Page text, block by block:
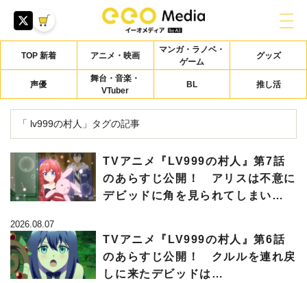
TOP 新着 アニメ・映画
マンガ・ラノベ・
ゲーム
グッズ
声優
舞台・音楽・
VTuber
BL 推し活
「 lv999の村人」タグの記事
TVアニメ『LV999の村人』第7話
のあらすじ公開！ アリスは不意に
デビッドに角を見られてしまい…
2026.08.07
TVアニメ『LV999の村人』第6話
のあらすじ公開！ クルルを連れ戻
しに来たデビッドは…